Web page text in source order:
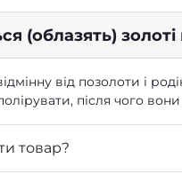
(облазять)
від позолоти і
після чого
товар?